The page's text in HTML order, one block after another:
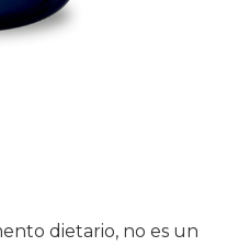
dietario, no es un